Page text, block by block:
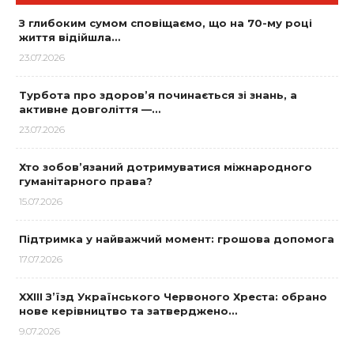
З глибоким сумом сповіщаємо, що на 70-му році
життя відійшла…
23.07.2026
Турбота про здоров’я починається зі знань, а
активне довголіття —…
23.07.2026
Хто зобов’язаний дотримуватися міжнародного
гуманітарного права?
15.07.2026
Підтримка у найважчий момент: грошова допомога
17.07.2026
XXIII З’їзд Українського Червоного Хреста: обрано
нове керівництво та затверджено…
9.07.2026